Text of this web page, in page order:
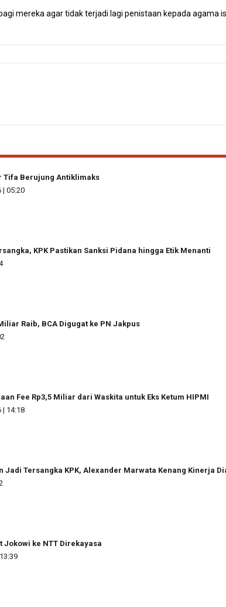
mereka agar tidak terjadi lagi penistaan kepada agama
Tifa Berujung Antiklimaks
| 05:20
KPK Pastikan Sanksi Pidana hingga Etik Menanti
Raib, BCA Digugat ke PN Jakpus
Fee Rp3,5 Miliar dari Waskita untuk Eks Ketum HIPMI
| 14:18
Jadi Tersangka KPK, Alexander Marwata Kenang Kinerja
Jokowi ke NTT Direkayasa